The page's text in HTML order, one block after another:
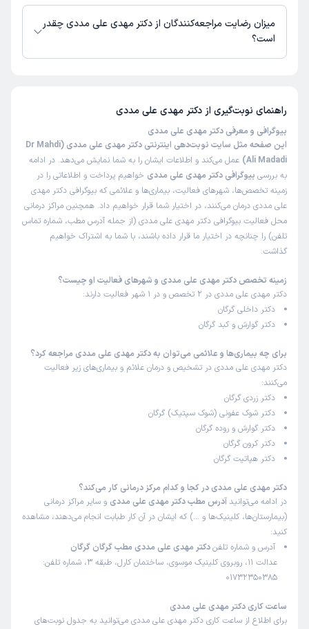
کاربر دکترتو
نوبت مطب از دکترتو
1405/03/11
این پزشک را پیشنهاد میکنم
زمان انتظار:بیش از 90 دقیقه
علت مراجعه: باکتری معده
کاربر دکترتو
نوبت مطب از دکترتو
این پزشک را پیشنهاد میکنم
زمان انتظار:45-90 دقیقه
دکتر حاذق و بااخلاق و خوش برخورد کاش همه پزشکان رفتار
درست رو از ایشون یاد بگیرند
علت مراجعه: درمان سندرم روده تحریک‌پذیر (IBS)
ماهرخ
این پزشک را پیشنهاد نمیکنم
عالبی بود تشخیص اقای دکترروحیه دادن به بیمار منشی بد
نیست محیط مطب هم که همین زمان تایم بیمار را کلافه میکند
علت مراجعه: مدیریت عوارض کبد چرب
رعنا
نوبت مطب از دکترتو
1405/02/22
زمان انتظار:15-45 دقیقه
خوب
دکتر مهدی علی مددی از روز یکشنبه 15 شهریور 1405 بیمار جدید می‌پذیرند.
میزان رضایت مراجعه‌کنندگان از دکتر مهدی علی مددی چقدر
است؟
راهنمای نوبت‌گیری از دکتر مهدی علی مددی
بیوگرافی و معرفی دکتر مهدی علی مددی
این صفحه مثل سایت نوبت‌دهی اینترنتی دکتر مهدی علی مددی (Dr Mahdi
Ali Madadi) عمل می‌کند و اطلاعات ایشان را به شما نمایش می‌دهد. در ادامه
به بررسی بیوگرافی دکتر مهدی علی مددی خواهیم پرداخت و اطلاعاتی را در
زمینه تخصص‌ها، شهرهای فعالیت، بیماری‌ها و علائمی که بیوگرافی دکتر مهدی
علی مددی درمان می‌کنند، در اختیار شما قرار خواهیم داد. همچنین مراکز درمانی
محل فعالیت بیوگرافی دکتر مهدی علی مددی (از جمله آدرس مطب، شماره تماس
تلفن) را چنانچه در اختیار ما قرار داده باشند، با شما به اشتراک خواهیم
گذاشت.
زمینه تخصص دکتر مهدی علی مددی و شهرهای فعالیت او چیست؟
دکتر مهدی علی مددی در 2 تخصص و در 1 شهر فعالیت دارند:
دکتر داخلی گرگان
دکتر گوارش و کبد گرگان
برای چه بیماری‌ها و علائمی می‌توان به دکتر مهدی علی مددی مراجعه کرد؟
دکتر مهدی علی مددی در تشخیص و درمان علائم و بیماری‌های زیر فعالیت
می‌کنند:
دکتر زردی گرگان
دکتر شوک عفونی (شوک سپتیک) گرگان
دکتر گوارش و روده گرگان
دکتر کرون گرگان
دکتر هپاتیت گرگان
دکتر مهدی علی مددی در کجا و کدام مرکز درمانی کار می‌کند؟
در ادامه می‌توانید آدرس مطب دکتر مهدی علی مددی و سایر مراکز درمانی
(بیمارستان‌ها، کلینیک‌ها و …) که ایشان در آن کار طبابت انجام می‌دهند، مشاهده
کنید:
آدرس و شماره تلفندکتر مهدی علی مددی مطب گرگان گرگان
عدالت 11، روبروی کلینیک موسوی، ساختمان کارل، طبقه 3، شماره تلفن:
01732350385
ساعت کاری دکتر مهدی علی مددی
برای اطلاع از ساعت کاری دکتر مهدی علی مددی می‌توانید به جدول نوبت‌های